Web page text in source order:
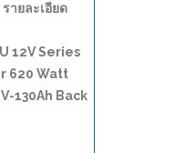
รายละเอียด
12V Series
620 Watt
130Ah Back